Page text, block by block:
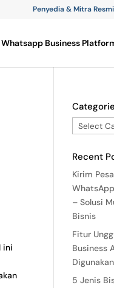
Penyedia & Mitra
Whatsapp Business
ini
Recent
Kirim
– Solusi
Bisnis
Fitur
Business
5 Jenis